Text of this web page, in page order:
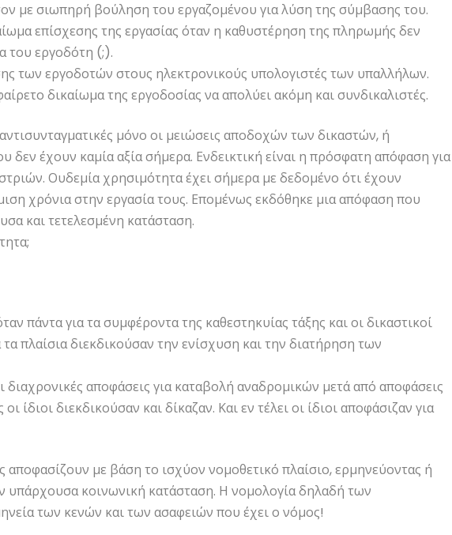
με σιωπηρή βούληση του εργαζομένου για λύση της σύμβασης του.
επίσχεσης της εργασίας όταν η καθυστέρηση της πληρωμής δεν
του εργοδότη (;).
των εργοδοτών στους ηλεκτρονικούς υπολογιστές των υπαλλήλων.
δικαίωμα της εργοδοσίας να απολύει ακόμη και συνδικαλιστές.
μόνο οι μειώσεις αποδοχών των δικαστών, ή
δεν έχουν καμία αξία σήμερα. Ενδεικτική είναι η πρόσφατη απόφαση για
Ουδεμία χρησιμότητα έχει σήμερα με δεδομένο ότι έχουν
χρόνια στην εργασία τους. Επομένως εκδόθηκε μια απόφαση που
και τετελεσμένη κατάσταση.
πάντα για τα συμφέροντα της καθεστηκυίας τάξης και οι δικαστικοί
πλαίσια διεκδικούσαν την ενίσχυση και την διατήρηση των
διαχρονικές αποφάσεις για καταβολή αναδρομικών μετά από αποφάσεις
ίδιοι διεκδικούσαν και δίκαζαν. Και εν τέλει οι ίδιοι αποφάσιζαν για
αποφασίζουν με βάση το ισχύον νομοθετικό πλαίσιο, ερμηνεύοντας ή
υπάρχουσα κοινωνική κατάσταση. Η νομολογία δηλαδή των
των κενών και των ασαφειών που έχει ο νόμος!